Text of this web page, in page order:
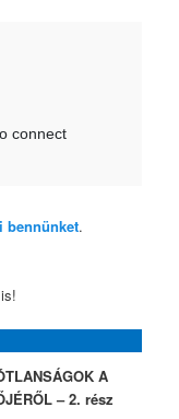
bennünket.
is!
A
– 2. rész